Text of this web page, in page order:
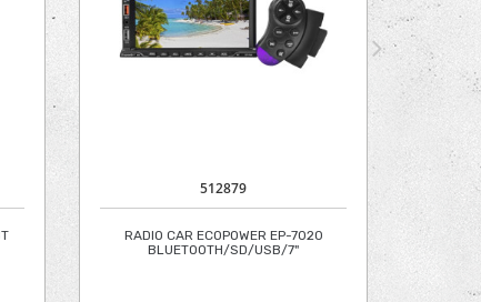
512879
RADIO CAR ECOPOWER EP-7020
BLUETOOTH/SD/USB/7"